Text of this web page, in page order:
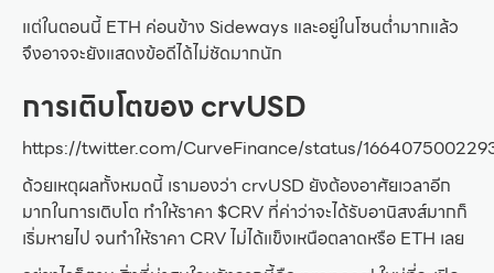
แต่ในตอนนี้ ETH ค่อนข้าง Sideways และอยู่ในโซนต่ำมากแล้ว
จึงอาจจะยังแสดงข้อดีได้ไม่ชัดมากนัก
การเติบโตของ crvUSD
https://twitter.com/CurveFinance/status/
ด้วยเหตุผลทั้งหมดนี้ เรามองว่า crvUSD ยังต้องอาศัยเวลาอีก
มากในการเติบโต ทำให้ราคา $CRV ที่ค่าว่าจะได้รับอานิสงส์มากก็
เริ่มหายไป จนทำให้ราคา CRV ไม่ได้แข็งเหนือตลาดหรือ ETH เลย